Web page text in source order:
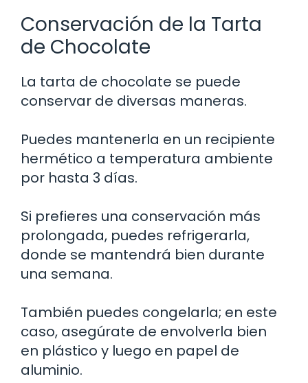
Conservación de la Tarta
de Chocolate
La tarta de chocolate se puede
conservar de diversas maneras.
Puedes mantenerla en un recipiente
hermético a temperatura ambiente
por hasta 3 días.
Si prefieres una conservación más
prolongada, puedes refrigerarla,
donde se mantendrá bien durante
una semana.
También puedes congelarla; en este
caso, asegúrate de envolverla bien
en plástico y luego en papel de
aluminio.